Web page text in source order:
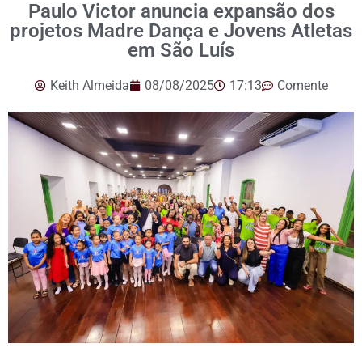
Paulo Victor anuncia expansão dos
projetos Madre Dança e Jovens Atletas
em São Luís
Keith Almeida 08/08/2025 17:13 Comente